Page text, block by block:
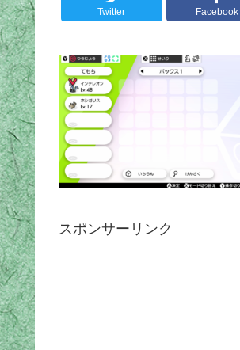
Twitter Facebook
スポンサーリンク